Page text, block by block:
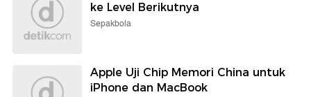
ke Level Berikutnya
Sepakbola
Apple Uji Chip Memori China untuk
iPhone dan MacBook